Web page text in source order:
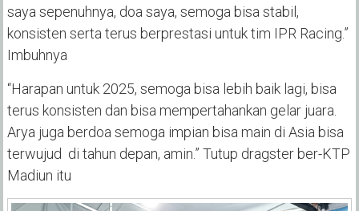
saya sepenuhnya, doa saya, semoga bisa stabil,
konsisten serta terus berprestasi untuk tim IPR Racing.”
Imbuhnya
“Harapan untuk 2025, semoga bisa lebih baik lagi, bisa
terus konsisten dan bisa mempertahankan gelar juara.
Arya juga berdoa semoga impian bisa main di Asia bisa
terwujud di tahun depan, amin.” Tutup dragster ber-KTP
Madiun itu